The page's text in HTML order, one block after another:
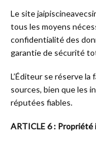
Le site
tous les moyens
confidentialité des
garantie de sécurité
L’Éditeur se réserve
sources, bien que les
réputées fiables.
ARTICLE 6 :